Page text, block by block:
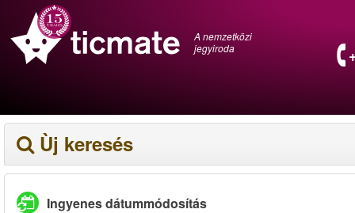
A nemzetközi
jegyiroda
Ùj keresés
Ingyenes dátummódosítás